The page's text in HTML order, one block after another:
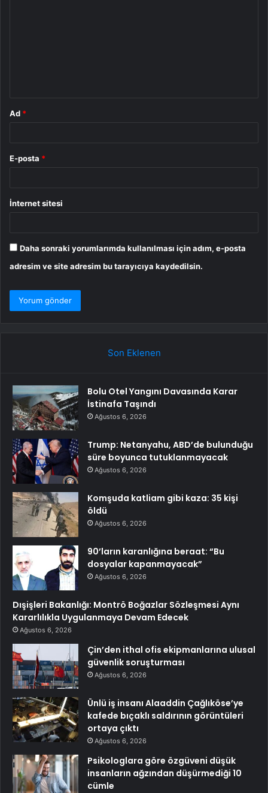
Ad *
E-posta *
İnternet sitesi
Daha sonraki yorumlarımda kullanılması için adım, e-posta
adresim ve site adresim bu tarayıcıya kaydedilsin.
Son Eklenen
Bolu Otel Yangını Davasında Karar
İstinafa Taşındı
Ağustos 6, 2026
Trump: Netanyahu, ABD’de bulunduğu
süre boyunca tutuklanmayacak
Ağustos 6, 2026
Komşuda katliam gibi kaza: 35 kişi
öldü
Ağustos 6, 2026
90’ların karanlığına beraat: “Bu
dosyalar kapanmayacak”
Ağustos 6, 2026
Dışişleri Bakanlığı: Montrö Boğazlar Sözleşmesi Aynı
Kararlılıkla Uygulanmaya Devam Edecek
Ağustos 6, 2026
Çin’den ithal ofis ekipmanlarına ulusal
güvenlik soruşturması
Ağustos 6, 2026
Ünlü iş insanı Alaaddin Çağlıköse’ye
kafede bıçaklı saldırının görüntüleri
ortaya çıktı
Ağustos 6, 2026
Psikologlara göre özgüveni düşük
insanların ağzından düşürmediği 10
cümle